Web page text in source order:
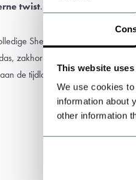
This website
We use cookies
information about
other information
twist.
Shelby Brothers effect
zakhorloge
de tijdloze verfijning van